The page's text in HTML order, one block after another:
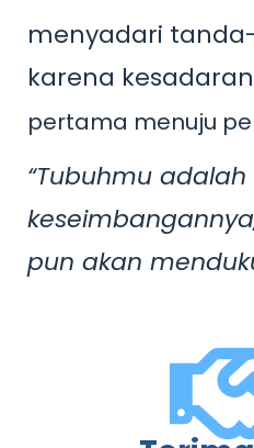
menyadari
karena
pertama menuju
“Tubuhmu
pun akan